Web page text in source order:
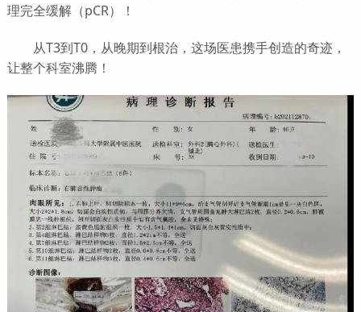
理完全缓解（pCR）！
从T3到T0，从晚期到根治，这场医患携手创造的奇迹，
让整个科室沸腾！